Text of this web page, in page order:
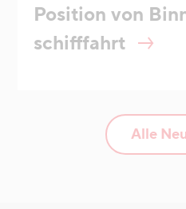
Position von
schifffahrt
Alle